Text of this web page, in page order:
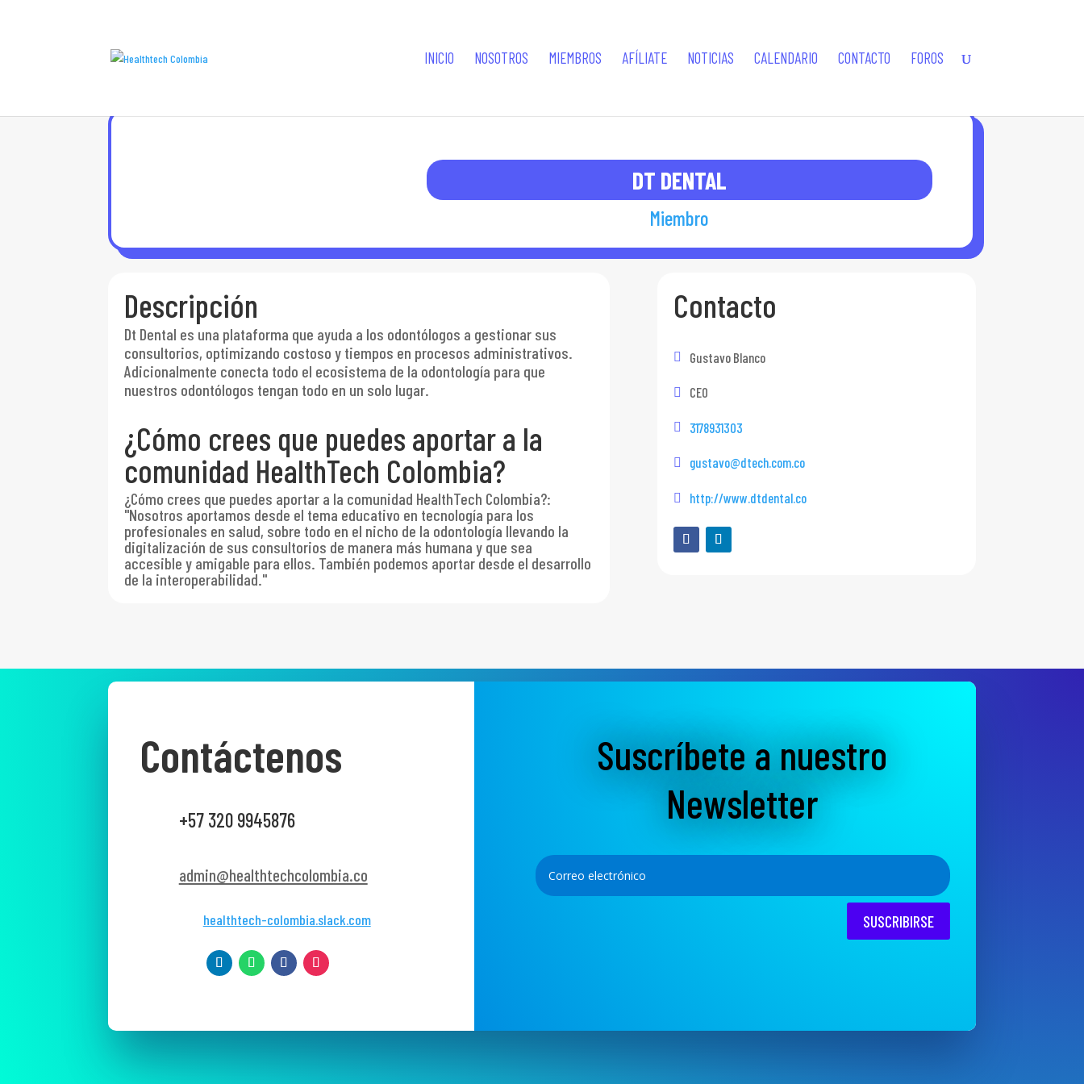
INICIO NOSOTROS MIEMBROS AFÍLIATE NOTICIAS CALENDARIO CONTACTO FOROS
DT DENTAL
Miembro
Descripción
Dt Dental es una plataforma que ayuda a los odontólogos a gestionar sus
consultorios, optimizando costoso y tiempos en procesos administrativos.
Adicionalmente conecta todo el ecosistema de la odontología para que
nuestros odontólogos tengan todo en un solo lugar.
¿Cómo crees que puedes aportar a la
comunidad HealthTech Colombia?
¿Cómo crees que puedes aportar a la comunidad HealthTech Colombia?:
"Nosotros aportamos desde el tema educativo en tecnología para los
profesionales en salud, sobre todo en el nicho de la odontología llevando la
digitalización de sus consultorios de manera más humana y que sea
accesible y amigable para ellos. También podemos aportar desde el desarrollo
de la interoperabilidad."
Contacto
Gustavo Blanco
CEO
3178931303
gustavo@dtech.com.co
http://www.dtdental.co
Contáctenos
+57 320 9945876
admin@healthtechcolombia.co
healthtech-colombia.slack.com
Suscríbete a nuestro
Newsletter
SUSCRIBIRSE